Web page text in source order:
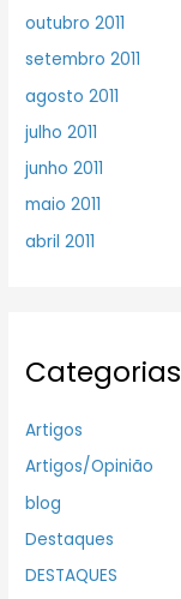
outubro 2011
setembro 2011
agosto 2011
julho 2011
junho 2011
maio 2011
abril 2011
Categorias
Artigos
Artigos/Opinião
blog
Destaques
DESTAQUES